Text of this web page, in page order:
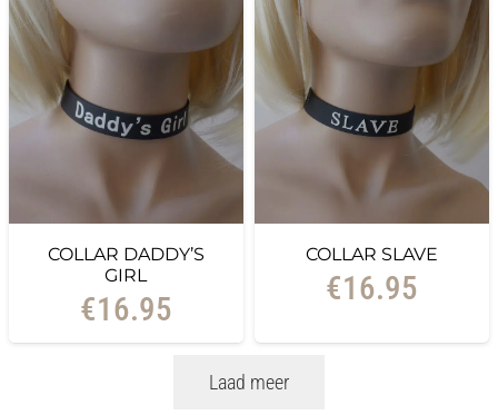
COLLAR DADDY’S
GIRL
€16.95
COLLAR SLAVE
€16.95
Laad meer